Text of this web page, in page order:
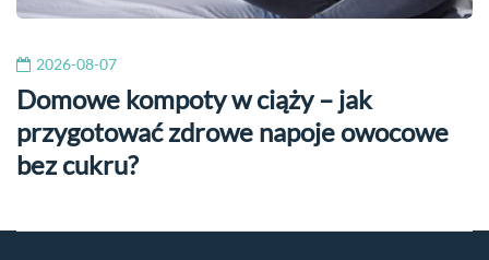
2026-08-07
Domowe kompoty w ciąży – jak
przygotować zdrowe napoje owocowe
bez cukru?